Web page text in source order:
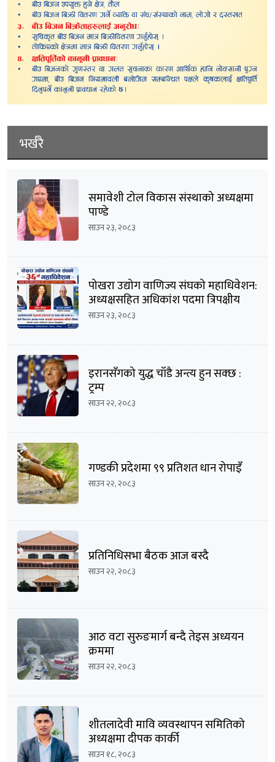
भर्खरै
समावेशी टोल विकास संस्थाको अध्यक्षमा
पाण्डे
साउन २३, २०८३
पोखरा उद्योग वाणिज्य संघको महाधिवेशन:
अध्यक्षसहित अधिकांश पदमा त्रिपक्षीय
भिडन्तको सम्भावना
साउन २३, २०८३
इरानसँगको युद्ध चाँडै अन्त्य हुन सक्छ :
ट्रम्प
साउन २२, २०८३
गण्डकी प्रदेशमा ९९ प्रतिशत धान रोपाइँ
साउन २२, २०८३
प्रतिनिधिसभा बैठक आज बस्दै
साउन २२, २०८३
आठ वटा सुरुङमार्ग बन्दै तेइस अध्ययन
क्रममा
साउन २२, २०८३
शीतलादेवी मावि व्यवस्थापन समितिको
अध्यक्षमा दीपक कार्की
साउन १८, २०८३